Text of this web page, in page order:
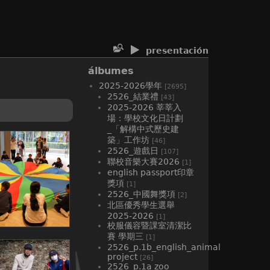
presentación
álbumes
2025-2026學年 [2695]
2526_結業禮 [43]
2025-2026 莘莘入
場：學校文化日計劃
_「解構中式歷史建
築」工作坊 [46]
2526_遊戲日 [107]
聯校音樂大賽2026 [1]
english passport印章
獎項 [1]
2526_中國舞獎項 [2]
北區優秀學生選舉
2025-2026 [1]
校服儀容暨課室清潔比
賽 學期三 [1]
2526_p.1b_english_animal
project [26]
2526_p.1a zoo